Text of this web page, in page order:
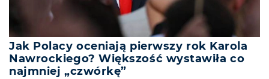
Jak Polacy oceniają pierwszy rok Karola
Nawrockiego? Większość wystawiła co
najmniej „czwórkę”